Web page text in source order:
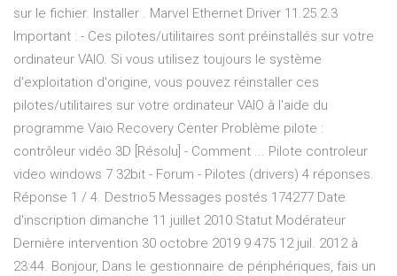
sur le fichier. Installer . Marvel Ethernet Driver 11.25.2.3
Important : - Ces pilotes/utilitaires sont préinstallés sur votre
ordinateur VAIO. Si vous utilisez toujours le système
d'exploitation d'origine, vous pouvez réinstaller ces
pilotes/utilitaires sur votre ordinateur VAIO à l'aide du
programme Vaio Recovery Center Problème pilote :
contrôleur vidéo 3D [Résolu] - Comment ... Pilote controleur
video windows 7 32bit - Forum - Pilotes (drivers) 4 réponses.
Réponse 1 / 4. Destrio5 Messages postés 174277 Date
d'inscription dimanche 11 juillet 2010 Statut Modérateur
Dernière intervention 30 octobre 2019 9 475 12 juil. 2012 à
23:44. Bonjour, Dans le gestionnaire de périphériques, fais un